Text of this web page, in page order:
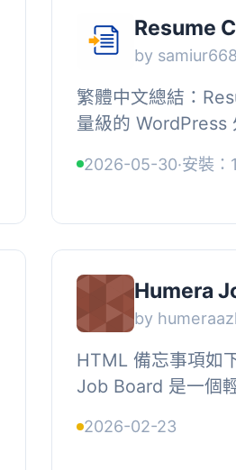
Resume
by
繁體中文總結：
量級的 WordPress
資料會安全地儲存
2026-05-30·安裝：
Humera
by
HTML 備忘事項如下：, ,
Job Board 是一個
它可...
2026-02-23